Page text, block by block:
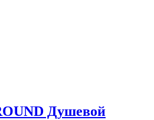
Душевой